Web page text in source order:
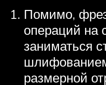
Помимо,
операций на
заниматься
размерной